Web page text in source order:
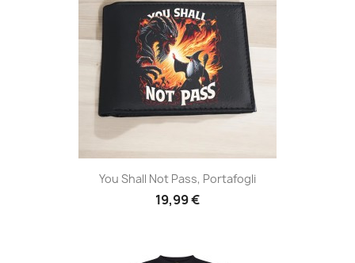
You Shall Not Pass, Portafogli
19,99 €